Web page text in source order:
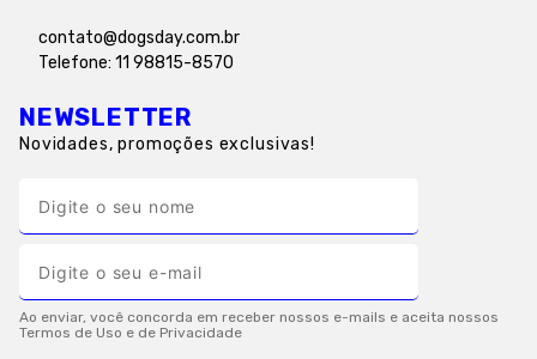
contato@dogsday.com.br
Telefone: 11 98815-8570
NEWSLETTER
Novidades, promoções exclusivas!